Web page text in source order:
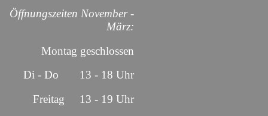
Öffnungszeiten November -
März:
Montag geschlossen
Di - Do 13 - 18 Uhr
Freitag 13 - 19 Uhr